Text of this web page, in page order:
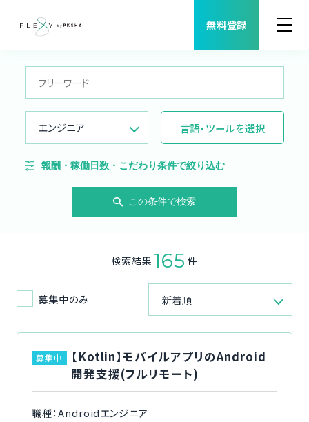
無料登録
案件検索
職種から案件を探す
FLEXYについて
コーディネーター紹介
エンジニア 言語・ツールを選択
報酬・稼働日数・こだわり条件で絞り込む
この条件で検索
検索結果 165 件
募集中のみ 新着順
募集中
【Kotlin】モバイルアプリのAndroid
開発支援(フルリモート)
職種：Androidエンジニア